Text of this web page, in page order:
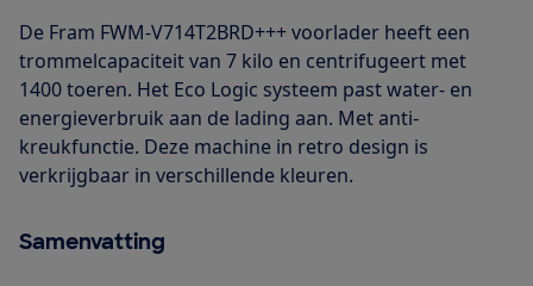
De Fram FWM-V714T2BRD+++ voorlader heeft een
trommelcapaciteit van 7 kilo en centrifugeert met
1400 toeren. Het Eco Logic systeem past water- en
energieverbruik aan de lading aan. Met anti-
kreukfunctie. Deze machine in retro design is
verkrijgbaar in verschillende kleuren.
Samenvatting